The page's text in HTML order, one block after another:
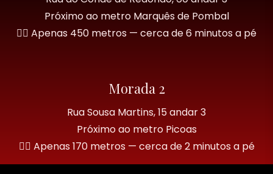
Próximo ao metro Marquês de Pombal
🚶‍♂️ Apenas 450 metros — cerca de 6 minutos a pé
Morada 2
Rua Sousa Martins, 15 andar 3
Próximo ao metro Picoas
🚶‍♂️ Apenas 170 metros — cerca de 2 minutos a pé